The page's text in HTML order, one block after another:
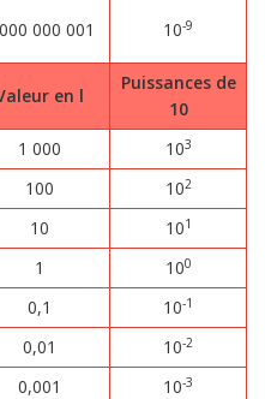
000 001 10-9
en l
Puissances de
10
1 000 103
100 102
10 101
1 100
0,1 10-1
0,01 10-2
0,001 10-3